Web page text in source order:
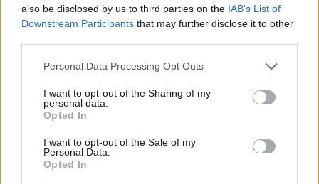
also be disclosed by us to third parties on the IAB’s List of
Downstream Participants that may further disclose it to other
Personal Data Processing Opt Outs
I want to opt-out of the Sharing of my
personal data.
Opted In
I want to opt-out of the Sale of my
Personal Data.
Opted In